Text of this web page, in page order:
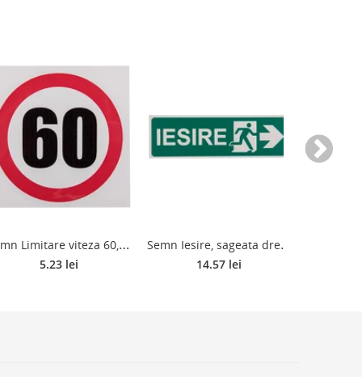
S
emn Limitare viteza 60, PVC, 12 x 12 cm
5.23 lei
S
emn Iesire, sageata dreapta, 100 x 300 x 1 mm
14.57 lei